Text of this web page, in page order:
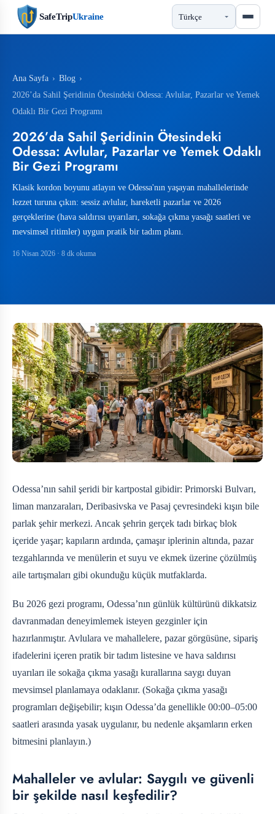
SafeTripUkraine
Ana Sayfa › Blog ›
2026’da Sahil Şeridinin Ötesindeki Odessa: Avlular, Pazarlar ve Yemek
Odaklı Bir Gezi Programı
2026’da Sahil Şeridinin Ötesindeki
Odessa: Avlular, Pazarlar ve Yemek Odaklı
Bir Gezi Programı
Klasik kordon boyunu atlayın ve Odessa'nın yaşayan mahallelerinde
lezzet turuna çıkın: sessiz avlular, hareketli pazarlar ve 2026
gerçeklerine (hava saldırısı uyarıları, sokağa çıkma yasağı saatleri ve
mevsimsel ritimler) uygun pratik bir tadım planı.
16 Nisan 2026 · 8 dk okuma
Odessa’nın sahil şeridi bir kartpostal gibidir: Primorski Bulvarı,
liman manzaraları, Deribasivska ve Pasaj çevresindeki kışın bile
parlak şehir merkezi. Ancak şehrin gerçek tadı birkaç blok
içeride yaşar; kapıların ardında, çamaşır iplerinin altında, pazar
tezgahlarında ve menülerin et suyu ve ekmek üzerine çözülmüş
aile tartışmaları gibi okunduğu küçük mutfaklarda.
Bu 2026 gezi programı, Odessa’nın günlük kültürünü dikkatsiz
davranmadan deneyimlemek isteyen gezginler için
hazırlanmıştır. Avlulara ve mahallelere, pazar görgüsüne, sipariş
ifadelerini içeren pratik bir tadım listesine ve hava saldırısı
uyarıları ile sokağa çıkma yasağı kurallarına saygı duyan
mevsimsel planlamaya odaklanır. (Sokağa çıkma yasağı
programları değişebilir; kışın Odessa’da genellikle 00:00–05:00
saatleri arasında yasak uygulanır, bu nedenle akşamların erken
bitmesini planlayın.)
Mahalleler ve avlular: Saygılı ve güvenli
bir şekilde nasıl keşfedilir?